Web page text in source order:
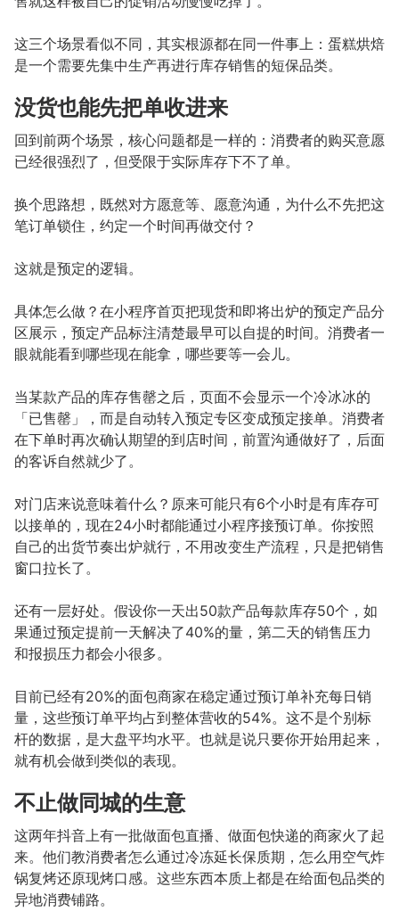
这三个场景看似不同，其实根源都在同一件事上：蛋糕烘焙
是一个需要先集中生产再进行库存销售的短保品类。
没货也能先把单收进来
回到前两个场景，核心问题都是一样的：消费者的购买意愿
已经很强烈了，但受限于实际库存下不了单。
换个思路想，既然对方愿意等、愿意沟通，为什么不先把这
笔订单锁住，约定一个时间再做交付？
这就是预定的逻辑。
具体怎么做？在小程序首页把现货和即将出炉的预定产品分
区展示，预定产品标注清楚最早可以自提的时间。消费者一
眼就能看到哪些现在能拿，哪些要等一会儿。
当某款产品的库存售罄之后，页面不会显示一个冷冰冰的
「已售罄」，而是自动转入预定专区变成预定接单。消费者
在下单时再次确认期望的到店时间，前置沟通做好了，后面
的客诉自然就少了。
对门店来说意味着什么？原来可能只有6个小时是有库存可
以接单的，现在24小时都能通过小程序接预订单。你按照
自己的出货节奏出炉就行，不用改变生产流程，只是把销售
窗口拉长了。
还有一层好处。假设你一天出50款产品每款库存50个，如
果通过预定提前一天解决了40%的量，第二天的销售压力
和报损压力都会小很多。
目前已经有20%的面包商家在稳定通过预订单补充每日销
量，这些预订单平均占到整体营收的54%。这不是个别标
杆的数据，是大盘平均水平。也就是说只要你开始用起来，
就有机会做到类似的表现。
不止做同城的生意
这两年抖音上有一批做面包直播、做面包快递的商家火了起
来。他们教消费者怎么通过冷冻延长保质期，怎么用空气炸
锅复烤还原现烤口感。这些东西本质上都是在给面包品类的
异地消费铺路。